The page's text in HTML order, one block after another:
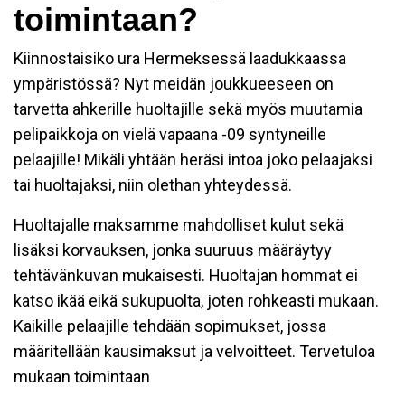
toimintaan?
Kiinnostaisiko ura Hermeksessä laadukkaassa
ympäristössä? Nyt meidän joukkueeseen on
tarvetta ahkerille huoltajille sekä myös muutamia
pelipaikkoja on vielä vapaana -09 syntyneille
pelaajille! Mikäli yhtään heräsi intoa joko pelaajaksi
tai huoltajaksi, niin olethan yhteydessä.
Huoltajalle maksamme mahdolliset kulut sekä
lisäksi korvauksen, jonka suuruus määräytyy
tehtävänkuvan mukaisesti. Huoltajan hommat ei
katso ikää eikä sukupuolta, joten rohkeasti mukaan.
Kaikille pelaajille tehdään sopimukset, jossa
määritellään kausimaksut ja velvoitteet. Tervetuloa
mukaan toimintaan